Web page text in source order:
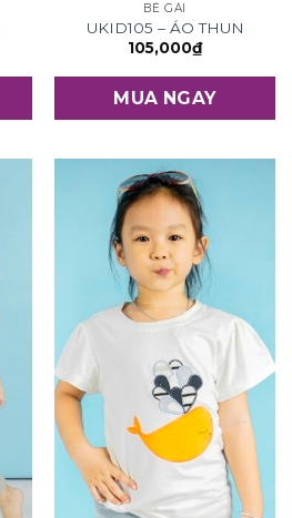
BÉ GÁI
UKID105 – ÁO THUN
105,000₫
MUA NGAY